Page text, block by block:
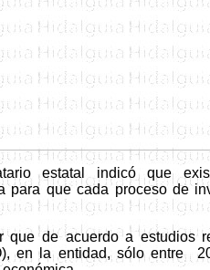
estatal indicó que
para que cada proceso de
que de acuerdo a estudios
en la entidad, sólo entre